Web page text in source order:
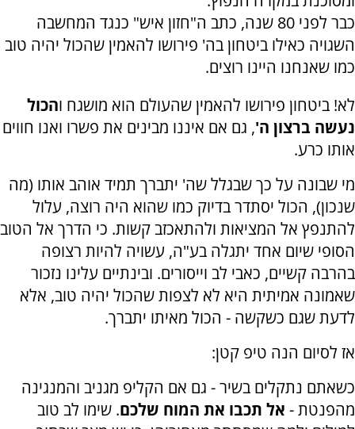
כבר לפני 80 שנה, כתב ה"חזון איש" כנגד המחשבה
השגויה כאילו ביטחון בה' פירושו להאמין שהכול יהיה טוב
כמו שאנחנו היינו רוצים.
לא! ביטחון פירושו להאמין שהעולם הוא מושגח והכול
נעשה ברצון ה', גם אם איננו מבינים את פשרו ואנו חווים
אותו כרע.
מי שבונה על כך שבגלל שה' יתברך תמיד אוהב אותו (מה
שנכון), הכול יסתדר בדיוק כמו שהוא היה רוצה, עלול
להתנפץ אל המציאות ולהתאכזב קשות. כי הדרך אל הטוב
הסופי שיום אחד יתגלה בע"ה, עשויה להיות רצופה
בהרבה קשיים, כאבי לב וייסורים. ובינתיים עלינו נזכור
שאמונה אמיתית היא לא לצפות שהכול יהיה טוב, אלא
לדעת שגם כשקשה - הכול מאיתו יתברך.
אז לסיום הנה טיפ קטן:
כשאתם נתקלים בשיר - גם אם הקליפ מגניב והמנגינה
מהפנטת - אל תכבו את המוח שלכם. שימו לב טוב